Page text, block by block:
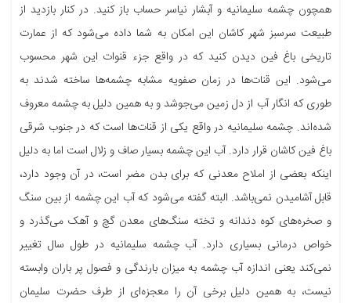
همچون چشمه سلیمانیه و آبشار نیاسر حساب باز کنید. در کنار بازدید از
طبیعت سرسبز شهر کاشان این امکان به شما داده می‌شود که از عمارت
تاریخی باغ فین دیدن کنید که در واقع جزء قنوات این شهر محسوب
می‌شود. این قنات‌ها در زمان صفویه مشابه چشمه‌ها ساخته شدند به
طوری که انگار آب از دل زمین می‌جوشد و به همین دلیل به چشمه معروف
شده‌اند. چشمه سلیمانیه در واقع یکی از قنات‌ها است که در جنوب شرقی
باغ فین کاشان قرار دارد. آب این چشمه بسیار صاف و زلال است اما به دلیل
اینکه بعضی از املاح معدنی که برای بدن مضر است، در آن وجود دارد،
قابل آشامیدن نمی‌باشد. البته گفته می‌شود که آب این چشمه از بین سنگ
و صخره‌های کوه دندانه و تخته سنگ‌های معدن گچ و آهک می‌گذرد و
خواص درمانی بسیاری دارد. آب چشمه سلیمانیه در طول سال تغییر
نمی‌کند یعنی اندازه آب چشمه به میزان بارندگی و فصول پر باران وابسته
نیست، به همین دلیل برخی آن را معجزه‌ای از طرف حضرت سلیمان